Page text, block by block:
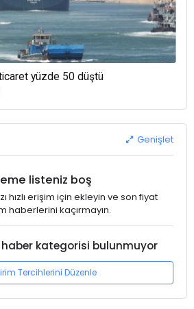
yüzde 50 düştü
Genişlet
listeniz boş
hızlı erişim için ekleyin ve son fiyat
haberlerini kaçırmayın.
kategorisi bulunmuyor
Tercihlerini Düzenle